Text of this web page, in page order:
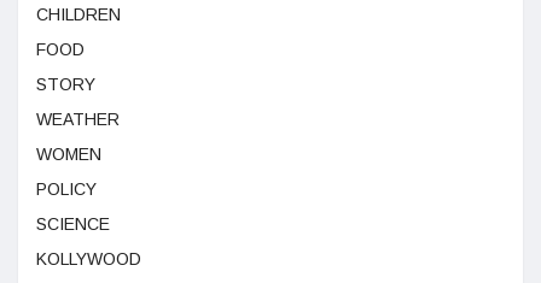
CHILDREN
FOOD
STORY
WEATHER
WOMEN
POLICY
SCIENCE
KOLLYWOOD